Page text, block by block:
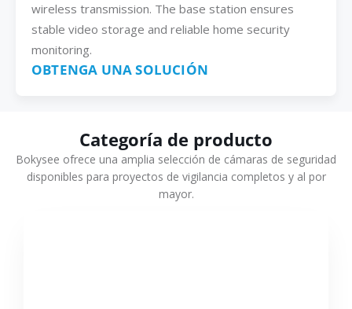
wireless transmission. The base station ensures
stable video storage and reliable home security
monitoring.
OBTENGA UNA SOLUCIÓN
Categoría de producto
Bokysee ofrece una amplia selección de cámaras de seguridad
disponibles para proyectos de vigilancia completos y al por
mayor.